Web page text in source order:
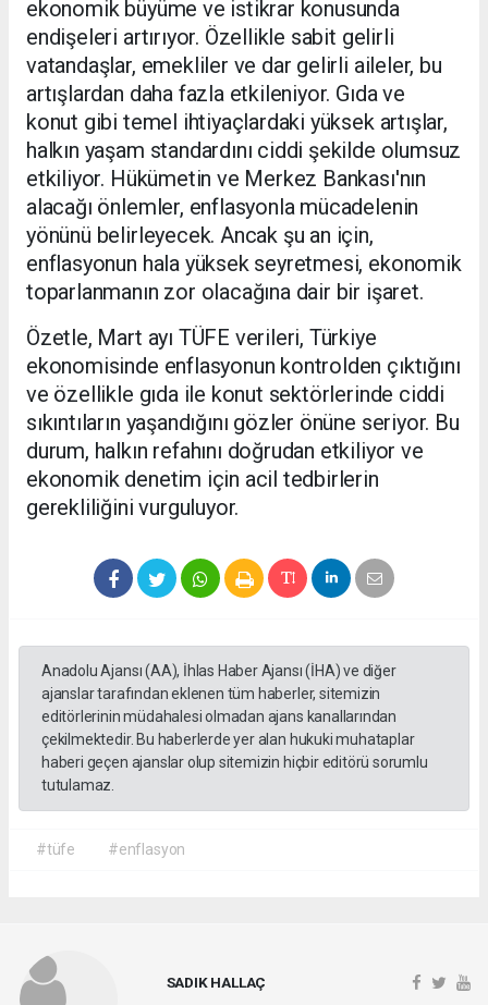
ekonomik büyüme ve istikrar konusunda
endişeleri artırıyor. Özellikle sabit gelirli
vatandaşlar, emekliler ve dar gelirli aileler, bu
artışlardan daha fazla etkileniyor. Gıda ve
konut gibi temel ihtiyaçlardaki yüksek artışlar,
halkın yaşam standardını ciddi şekilde olumsuz
etkiliyor. Hükümetin ve Merkez Bankası'nın
alacağı önlemler, enflasyonla mücadelenin
yönünü belirleyecek. Ancak şu an için,
enflasyonun hala yüksek seyretmesi, ekonomik
toparlanmanın zor olacağına dair bir işaret.
Özetle, Mart ayı TÜFE verileri, Türkiye
ekonomisinde enflasyonun kontrolden çıktığını
ve özellikle gıda ile konut sektörlerinde ciddi
sıkıntıların yaşandığını gözler önüne seriyor. Bu
durum, halkın refahını doğrudan etkiliyor ve
ekonomik denetim için acil tedbirlerin
gerekliliğini vurguluyor.
Anadolu Ajansı (AA), İhlas Haber Ajansı (İHA) ve diğer
ajanslar tarafından eklenen tüm haberler, sitemizin
editörlerinin müdahalesi olmadan ajans kanallarından
çekilmektedir. Bu haberlerde yer alan hukuki muhataplar
haberi geçen ajanslar olup sitemizin hiçbir editörü sorumlu
tutulamaz.
#tüfe #enflasyon
SADIK HALLAÇ